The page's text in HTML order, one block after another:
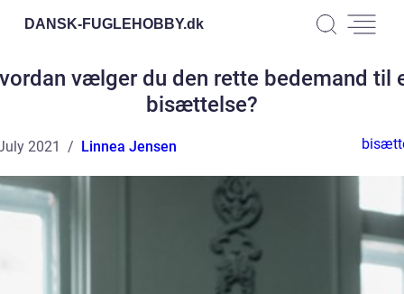
DANSK-FUGLEHOBBY.dk
vælger du den rette bedemand til
bisættelse?
2021 Linnea Jensen